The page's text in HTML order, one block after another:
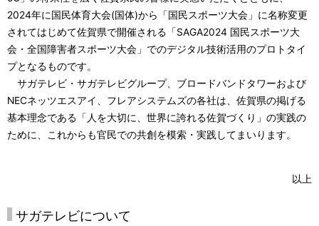
2024年に国民体育大会(国体)から「国民スポーツ大会」に名称変更
されてはじめて佐賀県で開催される「SAGA2024 国民スポーツ大
会・全国障害者スポーツ大会」でのデジタル技術活用のプロトタイ
プとなるものです。
サガテレビ・サガテレビグループ、ブロードバンドタワーおよび
NECネッツエスアイ、フレアシステムズの各社は、佐賀県の掲げる
基本理念である「人を大切に、世界に誇れる佐賀づくり」の実践の
ために、これからも官民での共創を模索・実践してまいります。
以上
サガテレビについて